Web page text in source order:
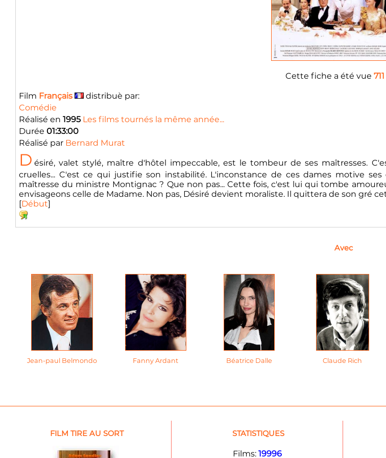
Cette fiche a été vue 711
Film Français
distribuè par:
Comédie
Réalisé en 1995 Les films tournés la même année...
Durée 01:33:00
Réalisé par Bernard Murat
D ésiré, valet stylé, maître d'hôtel impeccable, est le tombeur de ses maîtresses.
cruelles... C'est ce qui justifie son instabilité. L'inconstance de ces dames motive
maîtresse du ministre Montignac ? Que non pas... Cette fois, c'est lui qui tombe
envisageons celle de Madame. Non pas, Désiré devient moraliste. Il quittera de son gré
[Début]
Avec
Jean-paul Belmondo Fanny Ardant Béatrice Dalle Claude Rich
FILM TIRE AU SORT STATISTIQUES
Films: 19996